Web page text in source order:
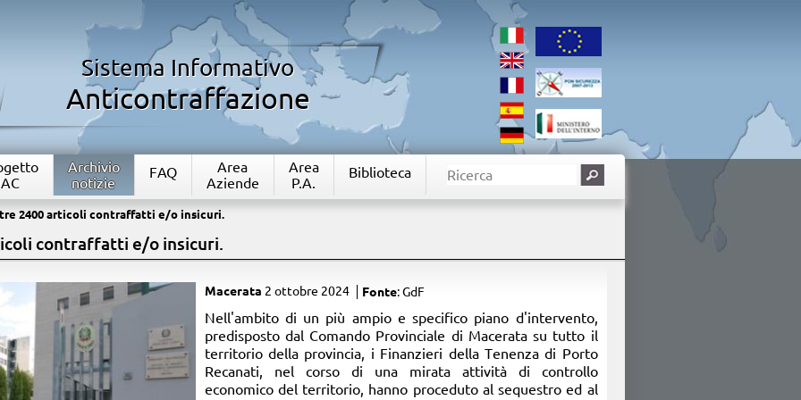
Sistema Informativo
Anticontraffazione
Archivio
notizie
FAQ
Area
Aziende
Area
P.A.
Biblioteca
2400 articoli contraffatti e/o insicuri.
contraffatti e/o insicuri.
Macerata 2 ottobre 2024 Fonte: GdF
​Nell'ambito di un più ampio e specifico piano d'intervento,
predisposto dal Comando Provinciale di Macerata su tutto il
territorio della provincia, i Finanzieri della Tenenza di Porto
Recanati, nel corso di una mirata attività di controllo
economico del territorio, hanno proceduto al sequestro ed al